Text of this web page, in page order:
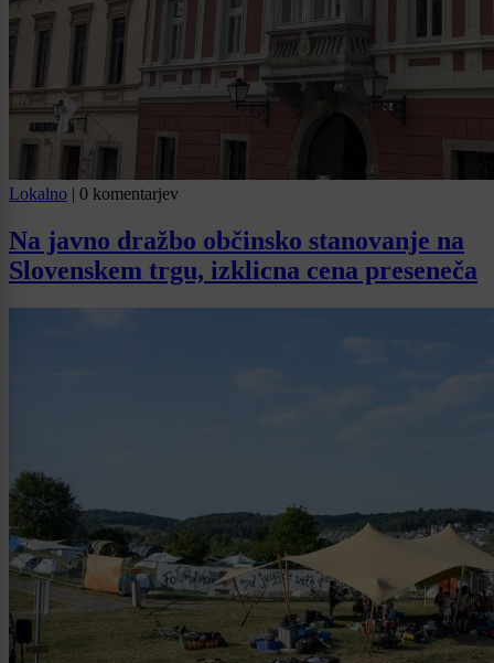
Lokalno | 0 komentarjev
Na javno dražbo občinsko stanovanje na
Slovenskem trgu, izklicna cena preseneča